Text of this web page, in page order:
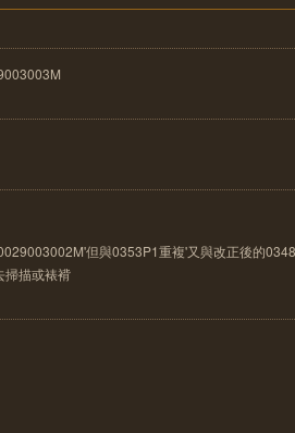
但與0353P1重複'又與改正後的
掃描或裱褙